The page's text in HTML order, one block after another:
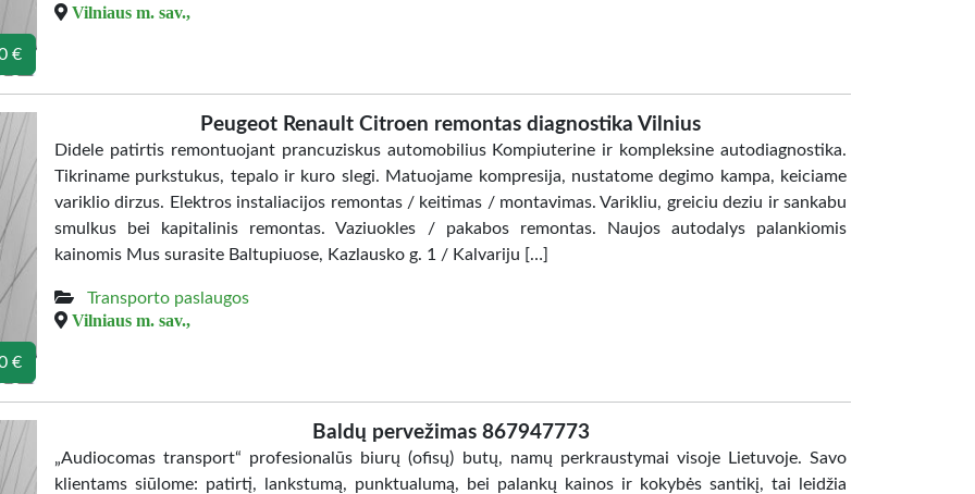
€
Vilniaus m. sav.,
€
Peugeot Renault Citroen remontas diagnostika Vilnius
Didele patirtis remontuojant prancuziskus automobilius Kompiuterine ir kompleksine autodiagnostika.
Tikriname purkstukus, tepalo ir kuro slegi. Matuojame kompresija, nustatome degimo kampa, keiciame
variklio dirzus. Elektros instaliacijos remontas / keitimas / montavimas. Varikliu, greiciu deziu ir sankabu
smulkus bei kapitalinis remontas. Vaziuokles / pakabos remontas. Naujos autodalys palankiomis
kainomis Mus surasite Baltupiuose, Kazlausko g. 1 / Kalvariju […]
Transporto paslaugos
Vilniaus m. sav.,
Baldų pervežimas 867947773
„Audiocomas transport“ profesionalūs biurų (ofisų) butų, namų perkraustymai visoje Lietuvoje. Savo
klientams siūlome: patirtį, lankstumą, punktualumą, bei palankų kainos ir kokybės santikį, tai leidžia